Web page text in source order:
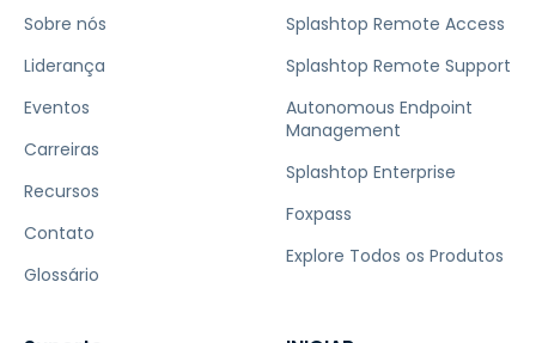
Sobre nós
Liderança
Eventos
Carreiras
Recursos
Contato
Glossário
Splashtop Remote Access
Splashtop Remote Support
Autonomous Endpoint
Management
Splashtop Enterprise
Foxpass
Explore Todos os Produtos